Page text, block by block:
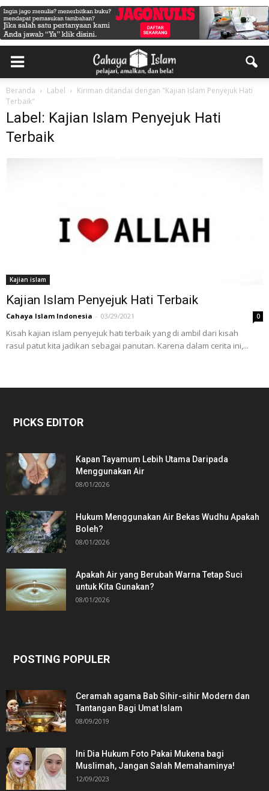
Beranda Label
Kiriman ditandai dengan "Kajian Islam Penyejuk Hati
Terbaik"
Label: Kajian Islam Penyejuk Hati
Terbaik
Kajian islam
Kajian Islam Penyejuk Hati Terbaik
Cahaya Islam Indonesia - 03/29/2021 0
Kisah kajian islam penyejuk hati terbaik yang di ambil dari kisah
rasul patut kita jadikan sebagai panutan. Karena dalam cerita ini,...
PICKS EDITOR
Kapan Tayamum Lebih Utama Daripada
Menggunakan Air
08/01/2026
Hukum Menggunakan Air Bekas Wudhu Apakah
Boleh?
08/01/2026
Apakah Air yang Berubah Warna Tetap Suci
untuk Kita Gunakan?
08/01/2026
POSTING POPULER
Ceramah agama Bab Sihir-sihir Modern dan
Tantangan Bagi Umat Islam
08/09/2019
Ini Dia Hukum Foto Pakai Mukena bagi
Muslimah, Jangan Salah Memahaminya!
12/09/2023